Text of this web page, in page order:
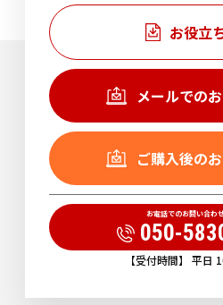
お役立
メールでの
ご購入後の
お電話でのお問い合わ
050-
【受付時間】 平日